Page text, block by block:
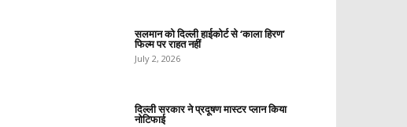
सलमान को दिल्ली हाईकोर्ट से ‘काला हिरण’
फिल्म पर राहत नहीं
July 2, 2026
दिल्ली सरकार ने प्रदूषण मास्टर प्लान किया
नोटिफाई